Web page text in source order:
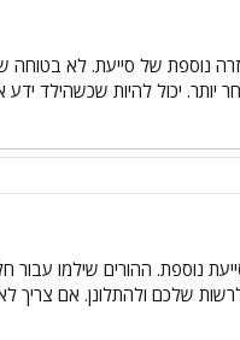
נוספת של סייעת. לא בטוחה
יותר. יכול להיות שכשהילד
להוסיף לנו סייעת נוספת.
שלכם ולהתלונן. אם